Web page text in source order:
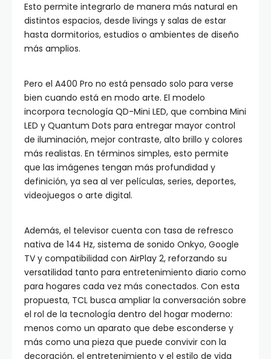
Esto permite integrarlo de manera más natural en
distintos espacios, desde livings y salas de estar
hasta dormitorios, estudios o ambientes de diseño
más amplios.
Pero el A400 Pro no está pensado solo para verse
bien cuando está en modo arte. El modelo
incorpora tecnología QD-Mini LED, que combina Mini
LED y Quantum Dots para entregar mayor control
de iluminación, mejor contraste, alto brillo y colores
más realistas. En términos simples, esto permite
que las imágenes tengan más profundidad y
definición, ya sea al ver películas, series, deportes,
videojuegos o arte digital.
Además, el televisor cuenta con tasa de refresco
nativa de 144 Hz, sistema de sonido Onkyo, Google
TV y compatibilidad con AirPlay 2, reforzando su
versatilidad tanto para entretenimiento diario como
para hogares cada vez más conectados. Con esta
propuesta, TCL busca ampliar la conversación sobre
el rol de la tecnología dentro del hogar moderno:
menos como un aparato que debe esconderse y
más como una pieza que puede convivir con la
decoración, el entretenimiento y el estilo de vida